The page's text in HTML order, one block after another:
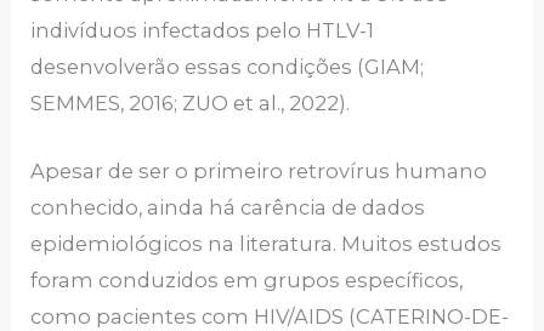
indivíduos infectados pelo HTLV-1
desenvolverão essas condições (GIAM;
SEMMES, 2016; ZUO et al., 2022).
Apesar de ser o primeiro retrovírus humano
conhecido, ainda há carência de dados
epidemiológicos na literatura. Muitos estudos
foram conduzidos em grupos específicos,
como pacientes com HIV/AIDS (CATERINO-DE-